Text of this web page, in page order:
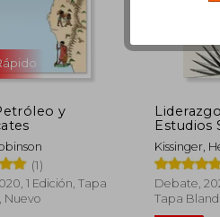
$ 50.807
y
(1)
1 Edición, Tapa
Nuevo
Estudios
Kissinger,
Debate,
Tapa